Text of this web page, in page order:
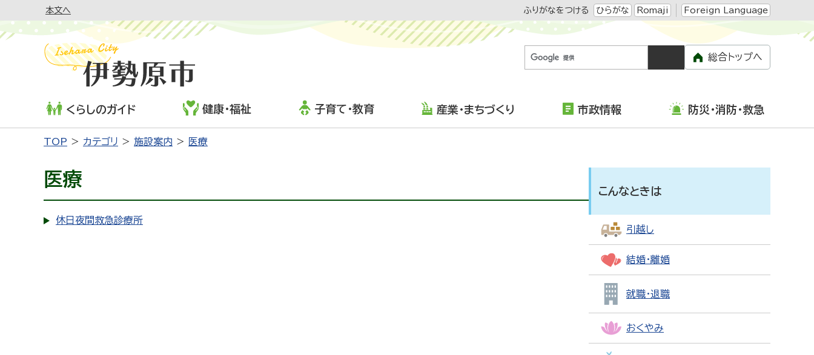
本文へ ふりがなをつける ひらがな Romaji Foreign Language
総合トップへ
くらしのガイド 健康・福祉 子育て・教育 産業・まちづくり 市政情報 防災・消防・救急
TOP カテゴリ 施設案内 医療
医療
休日夜間救急診療所
こんなときは
引越し
結婚・離婚
就職・退職
おくやみ